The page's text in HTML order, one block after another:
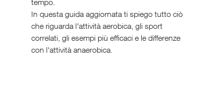
In questa guida aggiornata ti spiego tutto ciò
che riguarda l'attività aerobica, gli sport
correlati, gli esempi più efficaci e le differenze
con l'attività anaerobica.